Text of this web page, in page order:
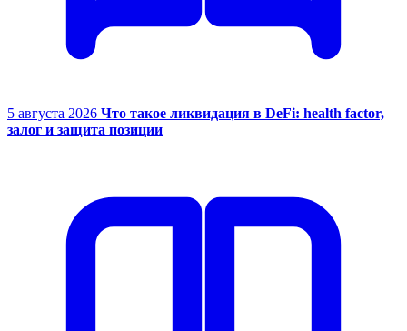
5 августа 2026 Что такое ликвидация в DeFi: health factor,
залог и защита позиции